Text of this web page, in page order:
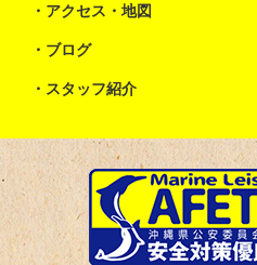
アクセス・地図
ブログ
スタッフ紹介